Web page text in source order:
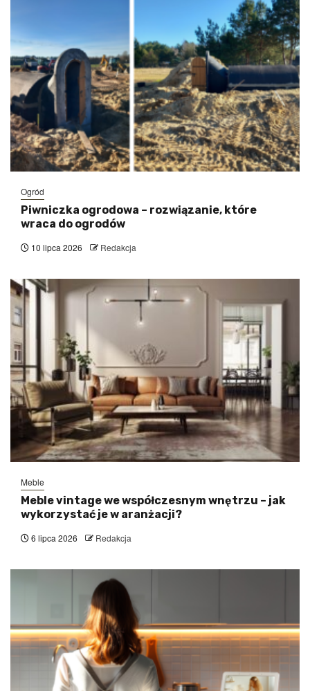
Ogród
Piwniczka ogrodowa – rozwiązanie, które
wraca do ogrodów
10 lipca 2026 Redakcja
Meble
Meble vintage we współczesnym wnętrzu – jak
wykorzystać je w aranżacji?
6 lipca 2026 Redakcja